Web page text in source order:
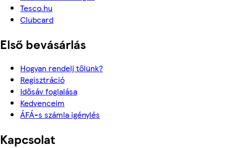
Tesco.hu
Clubcard
Első bevásárlás
Hogyan rendelj tőlünk?
Regisztráció
Idősáv foglalása
Kedvenceim
ÁFÁ-s számla igénylés
Kapcsolat